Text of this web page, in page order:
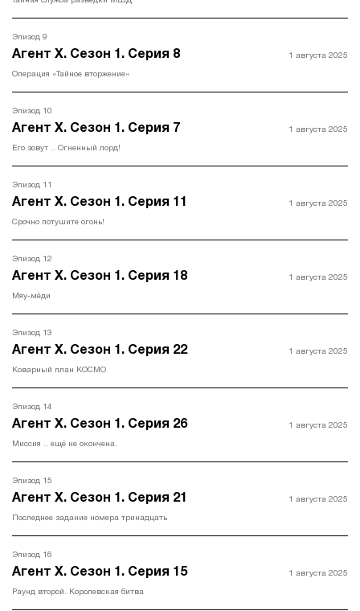
Эпизод 9
Агент Х. Сезон 1. Серия 8
Операция «Тайное вторжение»
1 августа 2025
Эпизод 10
Агент Х. Сезон 1. Серия 7
Его зовут .. Огненный лорд!
1 августа 2025
Эпизод 11
Агент Х. Сезон 1. Серия 11
Срочно потушите огонь!
1 августа 2025
Эпизод 12
Агент Х. Сезон 1. Серия 18
Мяу-мёди
1 августа 2025
Эпизод 13
Агент Х. Сезон 1. Серия 22
Коварный план КОСМО
1 августа 2025
Эпизод 14
Агент Х. Сезон 1. Серия 26
Миссия .. ещё не окончена.
1 августа 2025
Эпизод 15
Агент Х. Сезон 1. Серия 21
Последнее задание номера тринадцать
1 августа 2025
Эпизод 16
Агент Х. Сезон 1. Серия 15
Раунд второй. Королевская битва
1 августа 2025